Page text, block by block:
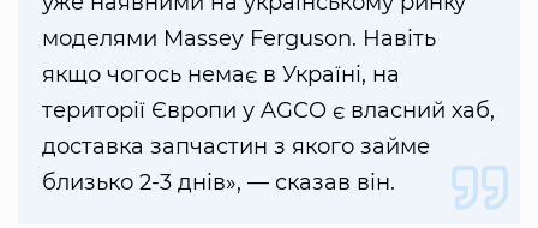
моделями Massey Ferguson. Навіть
якщо чогось немає в Україні, на
території Європи у AGCO є власний хаб,
доставка запчастин з якого займе
близько 2-3 днів», — сказав він.